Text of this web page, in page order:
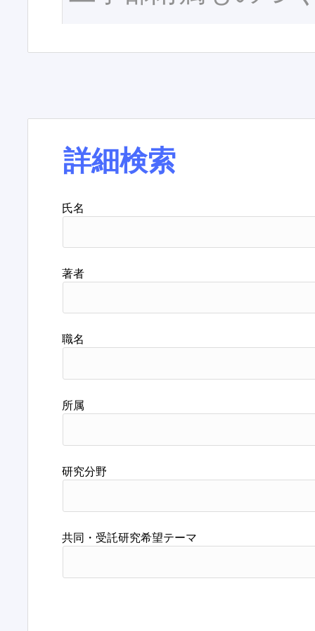
詳細検索
氏名
著者
職名
所属
研究分野
共同・受託研究希望テーマ